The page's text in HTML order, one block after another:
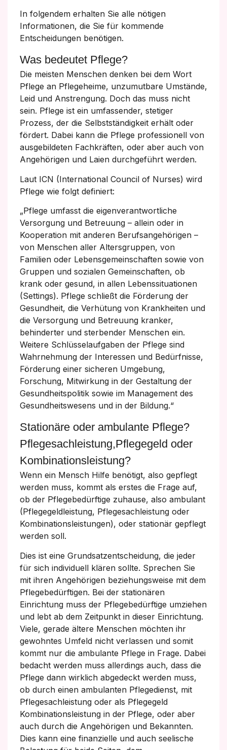
In folgendem erhalten Sie alle nötigen
Informationen, die Sie für kommende
Entscheidungen benötigen.
Was bedeutet Pflege?
Die meisten Menschen denken bei dem Wort
Pflege an Pflegeheime, unzumutbare Umstände,
Leid und Anstrengung. Doch das muss nicht
sein. Pflege ist ein umfassender, stetiger
Prozess, der die Selbstständigkeit erhält oder
fördert. Dabei kann die Pflege professionell von
ausgebildeten Fachkräften, oder aber auch von
Angehörigen und Laien durchgeführt werden.
Laut ICN (International Council of Nurses) wird
Pflege wie folgt definiert:
„Pflege umfasst die eigenverantwortliche
Versorgung und Betreuung – allein oder in
Kooperation mit anderen Berufsangehörigen –
von Menschen aller Altersgruppen, von
Familien oder Lebensgemeinschaften sowie von
Gruppen und sozialen Gemeinschaften, ob
krank oder gesund, in allen Lebenssituationen
(Settings). Pflege schließt die Förderung der
Gesundheit, die Verhütung von Krankheiten und
die Versorgung und Betreuung kranker,
behinderter und sterbender Menschen ein.
Weitere Schlüsselaufgaben der Pflege sind
Wahrnehmung der Interessen und Bedürfnisse,
Förderung einer sicheren Umgebung,
Forschung, Mitwirkung in der Gestaltung der
Gesundheitspolitik sowie im Management des
Gesundheitswesens und in der Bildung.“
Stationäre oder ambulante Pflege?
Pflegesachleistung,Pflegegeld oder
Kombinationsleistung?
Wenn ein Mensch Hilfe benötigt, also gepflegt
werden muss, kommt als erstes die Frage auf,
ob der Pflegebedürftige zuhause, also ambulant
(Pflegegeldleistung, Pflegesachleistung oder
Kombinationsleistungen), oder stationär gepflegt
werden soll.
Dies ist eine Grundsatzentscheidung, die jeder
für sich individuell klären sollte. Sprechen Sie
mit ihren Angehörigen beziehungsweise mit dem
Pflegebedürftigen. Bei der stationären
Einrichtung muss der Pflegebedürftige umziehen
und lebt ab dem Zeitpunkt in dieser Einrichtung.
Viele, gerade ältere Menschen möchten ihr
gewohntes Umfeld nicht verlassen und somit
kommt nur die ambulante Pflege in Frage. Dabei
bedacht werden muss allerdings auch, dass die
Pflege dann wirklich abgedeckt werden muss,
ob durch einen ambulanten Pflegedienst, mit
Pflegesachleistung oder als Pflegegeld
Kombinationsleistung in der Pflege, oder aber
auch durch die Angehörigen und Bekannten.
Dies kann eine finanzielle und auch seelische